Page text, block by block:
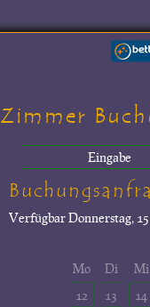
Zimmer
Eingabe
VerfügbarDonnerstag,
Mo
12
Di
13
Mi
14